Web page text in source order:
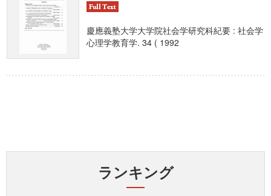
慶應義塾大学大学院社会学研究科紀要 : 社会学
心理学教育学. 34 ( 1992
ランキング